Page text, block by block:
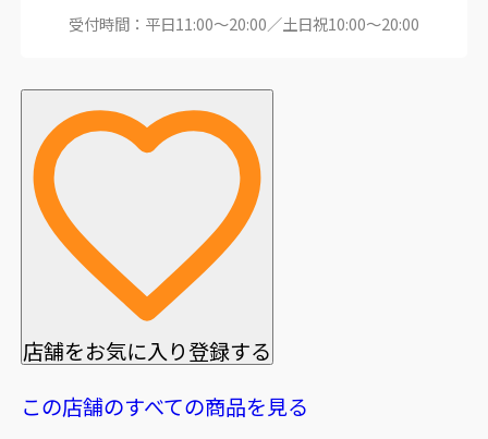
受付時間：平日11:00～20:00／土日祝10:00～20:00
店舗をお気に入り登録する
この店舗のすべての商品を見る